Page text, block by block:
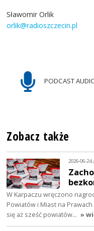
Sławomir Orlik
orlik@radioszczecin.pl
PODCAST
Zobacz także
2026-06-
W Karpaczu wręczono
Powiatów i Miast na
się aż sześć powiatów… »